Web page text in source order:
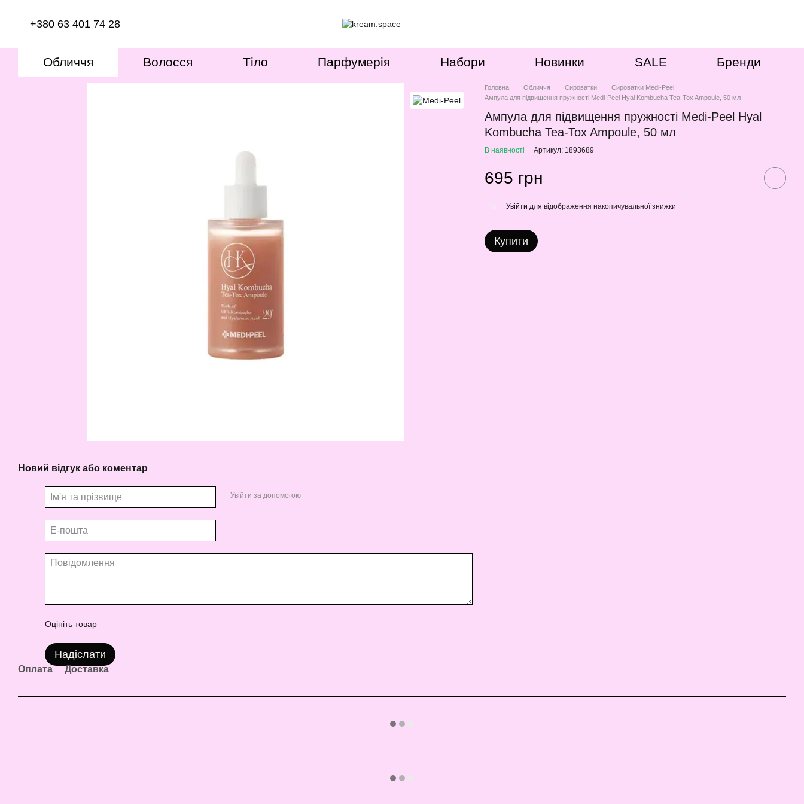
+380 63 401 74 28
Обличчя Волосся Тіло Парфумерія Набори Новинки SALE Бренди
Новий відгук або коментар
Увійти за допомогою
Оцініть товар
Надіслати
Оплата Доставка
Головна Обличчя Сироватки
Сироватки Medi-Peel
Ампула для підвищення пружності Medi-Peel Hyal Kombucha Tea-Tox Ampoule, 50 мл
Ампула для підвищення пружності Medi-Peel Hyal
Kombucha Tea-Tox Ampoule, 50 мл
В наявності Артикул: 1893689
695 грн
Увійти для відображення накопичувальної знижки
Купити